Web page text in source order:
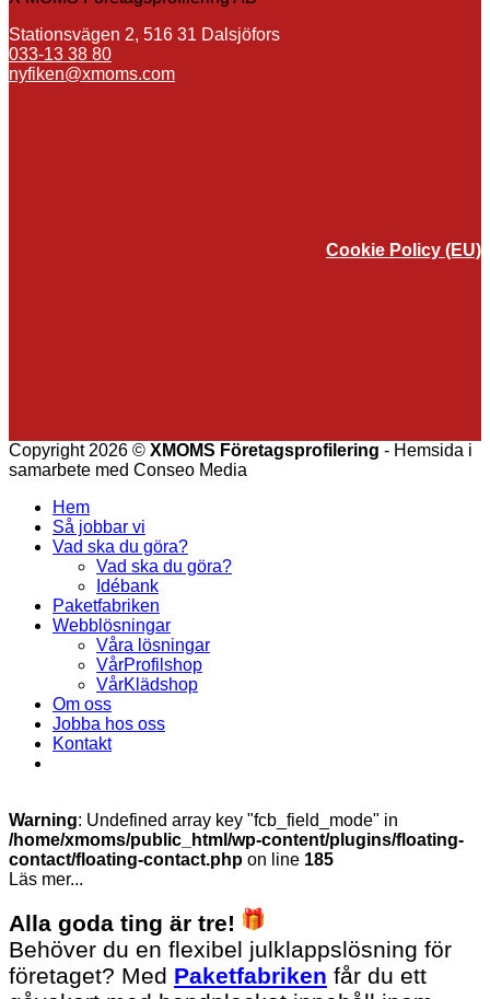
Stationsvägen 2, 516 31 Dalsjöfors
033-13 38 80
nyfiken@xmoms.com
Cookie Policy (EU)
Copyright 2026 © XMOMS Företagsprofilering - Hemsida i
samarbete med Conseo Media
Hem
Så jobbar vi
Vad ska du göra?
Vad ska du göra?
Idébank
Paketfabriken
Webblösningar
Våra lösningar
VårProfilshop
VårKlädshop
Om oss
Jobba hos oss
Kontakt
Warning: Undefined array key "fcb_field_mode" in
/home/xmoms/public_html/wp-content/plugins/floating-
contact/floating-contact.php on line 185
Läs mer...
Alla goda ting är tre!
Behöver du en flexibel julklappslösning för
företaget? Med Paketfabriken får du ett